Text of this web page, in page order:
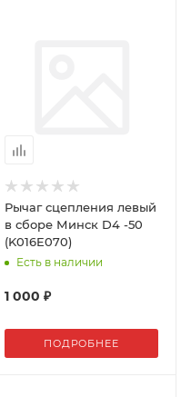
Рычаг сцепления левый
в сборе Минск D4 -50
(K016E070)
Есть в наличии
1 000 ₽
ПОДРОБНЕЕ